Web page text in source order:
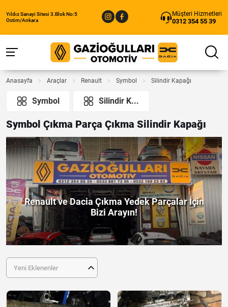
Yıldız Sanayi Sitesi 3.Blok No:5
Ostim/Ankara
Müşteri Hizmetleri
0312 354 55 39
Anasayfa Araçlar Renault Symbol Silindir Kapağı
Symbol Silindir K...
Symbol Çıkma Parça Çıkma Silindir Kapağı
Renault ve Dacia Çıkma Yedek Parçalar İçin
Bizi Arayın!
Yeni Eklenenler